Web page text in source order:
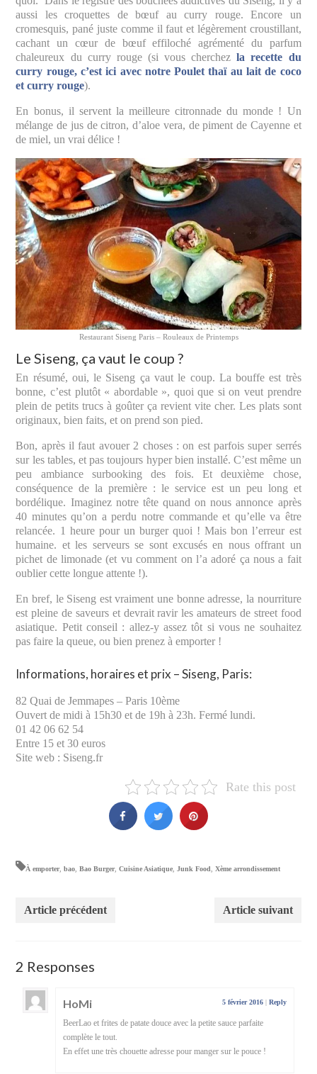
aussi les croquettes de bœuf au curry rouge. Encore un
cromesquis, pané juste comme il faut et légèrement croustillant,
cachant un cœur de bœuf effiloché agrémenté du parfum
chaleureux du curry rouge (si vous cherchez la recette du
curry rouge, c’est ici avec notre Poulet thaï au lait de coco
et curry rouge).
En bonus, il servent la meilleure citronnade du monde ! Un
mélange de jus de citron, d’aloe vera, de piment de Cayenne et
de miel, un vrai délice !
Restaurant Siseng Paris – Rouleaux de Printemps
Le Siseng, ça vaut le coup ?
En résumé, oui, le Siseng ça vaut le coup. La bouffe est très
bonne, c’est plutôt « abordable », quoi que si on veut prendre
plein de petits trucs à goûter ça revient vite cher. Les plats sont
originaux, bien faits, et on prend son pied.
Bon, après il faut avouer 2 choses : on est parfois super serrés
sur les tables, et pas toujours hyper bien installé. C’est même un
peu ambiance surbooking des fois. Et deuxième chose,
conséquence de la première : le service est un peu long et
bordélique. Imaginez notre tête quand on nous annonce après
40 minutes qu’on a perdu notre commande et qu’elle va être
relancée. 1 heure pour un burger quoi ! Mais bon l’erreur est
humaine. et les serveurs se sont excusés en nous offrant un
pichet de limonade (et vu comment on l’a adoré ça nous a fait
oublier cette longue attente !).
En bref, le Siseng est vraiment une bonne adresse, la nourriture
est pleine de saveurs et devrait ravir les amateurs de street food
asiatique. Petit conseil : allez-y assez tôt si vous ne souhaitez
pas faire la queue, ou bien prenez à emporter !
Informations, horaires et prix – Siseng, Paris:
82 Quai de Jemmapes – Paris 10ème
Ouvert de midi à 15h30 et de 19h à 23h. Fermé lundi.
01 42 06 62 54
Entre 15 et 30 euros
Site web : Siseng.fr
Rate this post
À emporter,bao ,Bao Burger,Cuisine Asiatique ,Junk Food ,Xème arrondissement
Article précédent Article suivant
2 Responses
HoMi 5 février 2016 | Reply
BeerLao et frites de patate douce avec la petite sauce parfaite
complète le tout.
En effet une très chouette adresse pour manger sur le pouce !